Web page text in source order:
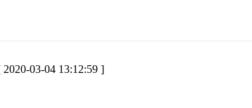
2020-03-04 13:12:59 ]